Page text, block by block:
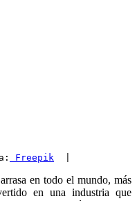
Freepik
en todo el mundo, más
en una industria que